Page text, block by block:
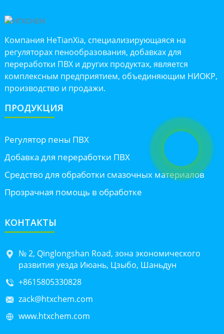
Компания HeTianXia, специализирующаяся на
регуляторах пенообразования, добавках для
переработки ПВХ и других продуктах, является
комплексным предприятием, объединяющим НИОКР,
производство и продажи.
ПРОДУКЦИЯ
Регулятор пены ПВХ
Добавка для переработки ПВХ
Средство для обработки смазочных материалов
Прозрачная помощь в обработке
КОНТАКТЫ
№ 2, Qinglongshan Road, зона экономического
развития уезда Июань, Цзыбо, Шаньдун
+8615805330828
zack@htxchem.com
www.htxchem.com